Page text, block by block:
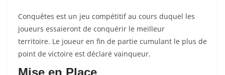
Conquêtes est un jeu compétitif au cours duquel les
joueurs essaieront de conquérir le meilleur
territoire. Le joueur en fin de partie cumulant le plus de
point de victoire est déclaré vainqueur.
Mise en Place